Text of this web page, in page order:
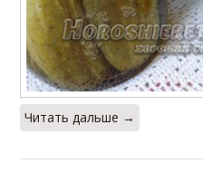
Читать дальше →